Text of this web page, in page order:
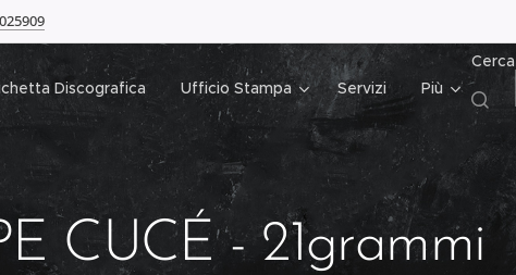
Discografica Ufficio Stampa Servizi Più
Cerca
CUCÉ - 21grammi